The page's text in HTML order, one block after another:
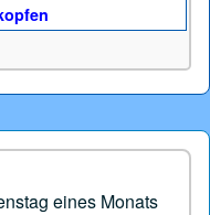
eines Monats